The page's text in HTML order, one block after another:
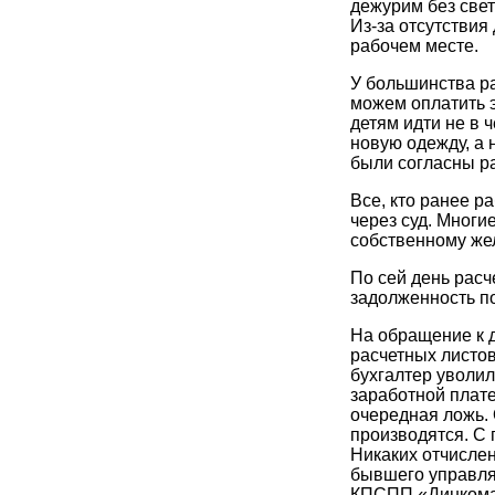
дежурим без
Из-за
рабочем месте.
У большинства
можем оплатить
детям идти не в
новую одежду, а
были согласны
Все, кто ранее
через суд.
собственному
По сей день
задолженность
На обращение к
расчетных
бухгалтер
заработной
очередная
производятся. С
Никаких
бывшего